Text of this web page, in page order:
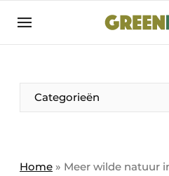
Aanmelden
Bedrijven
Bedrijven
Direct contact
Categorieën
Home » Meer wilde natuur